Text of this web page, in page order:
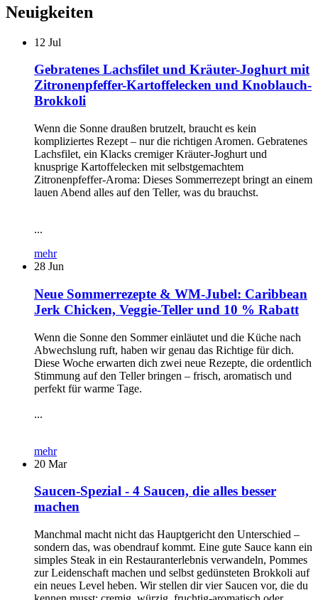
Neuigkeiten
12 Jul
Gebratenes Lachsfilet und Kräuter-Joghurt mit
Zitronenpfeffer-Kartoffelecken und Knoblauch-
Brokkoli
Wenn die Sonne draußen brutzelt, braucht es kein
kompliziertes Rezept – nur die richtigen Aromen. Gebratenes
Lachsfilet, ein Klacks cremiger Kräuter-Joghurt und
knusprige Kartoffelecken mit selbstgemachtem
Zitronenpfeffer-Aroma: Dieses Sommerrezept bringt an einem
lauen Abend alles auf den Teller, was du brauchst.
...
mehr
28 Jun
Neue Sommerrezepte & WM-Jubel: Caribbean
Jerk Chicken, Veggie-Teller und 10 % Rabatt
Wenn die Sonne den Sommer einläutet und die Küche nach
Abwechslung ruft, haben wir genau das Richtige für dich.
Diese Woche erwarten dich zwei neue Rezepte, die ordentlich
Stimmung auf den Teller bringen – frisch, aromatisch und
perfekt für warme Tage.
...
mehr
20 Mar
Saucen-Spezial - 4 Saucen, die alles besser
machen
Manchmal macht nicht das Hauptgericht den Unterschied –
sondern das, was obendrauf kommt. Eine gute Sauce kann ein
simples Steak in ein Restauranterlebnis verwandeln, Pommes
zur Leidenschaft machen und selbst gedünsteten Brokkoli auf
ein neues Level heben. Wir stellen dir vier Saucen vor, die du